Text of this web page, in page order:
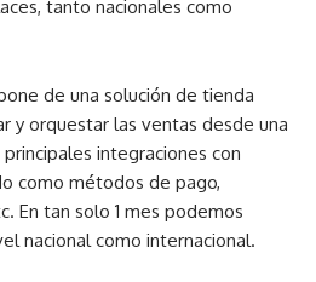
tanto nacionales como
de una solución de tienda
y orquestar las ventas desde una
integraciones con
como métodos de pago,
En tan solo 1 mes podemos
nacional como internacional.